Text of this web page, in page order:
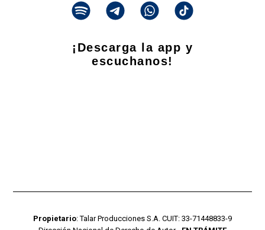
¡Descarga la app y
escuchanos!
Propietario: Talar Producciones S.A. CUIT: 33-71448833-9